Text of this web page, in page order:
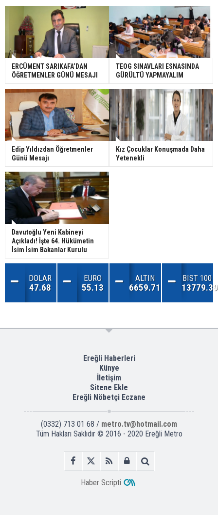
ERCÜMENT SARIKAFA’DAN
ÖĞRETMENLER GÜNÜ MESAJI
TEOG SINAVLARI ESNASINDA
GÜRÜLTÜ YAPMAYALIM
Edip Yıldızdan Öğretmenler
Günü Mesajı
Kız Çocuklar Konuşmada Daha
Yetenekli
Davutoğlu Yeni Kabineyi
Açıkladı! İşte 64. Hükümetin
İsim İsim Bakanlar Kurulu
DOLAR
47.68
EURO
55.13
ALTIN
6659.71
BIST 100
13779.39
Ereğli Haberleri
Künye
İletişim
Sitene Ekle
Ereğli Nöbetçi Eczane
(0332) 713 01 68 / metro.tv@hotmail.com
Tüm Hakları Saklıdır © 2016 - 2020 Ereğli Metro
Haber Scripti